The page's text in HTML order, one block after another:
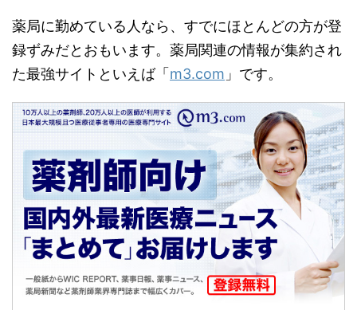
薬局に勤めている人なら、すでにほとんどの方が登
録ずみだとおもいます。薬局関連の情報が集約され
た最強サイトといえば「m3.com 」です。